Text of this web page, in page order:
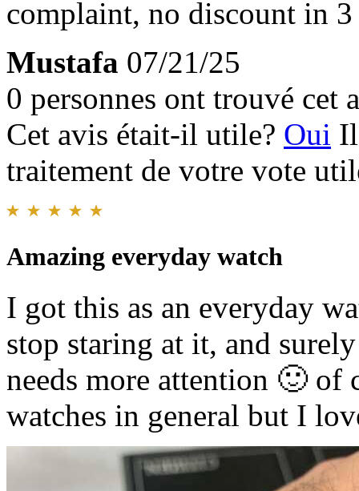
complaint, no discount in 3
Mustafa 07/21/25
0 personnes ont trouvé cet
Cet avis était-il utile? Oui
traitement de votre vote
Amazing everyday watch
I got this as an everyday
stop staring at it, and
needs more attention 🙂 of
watches in general but I